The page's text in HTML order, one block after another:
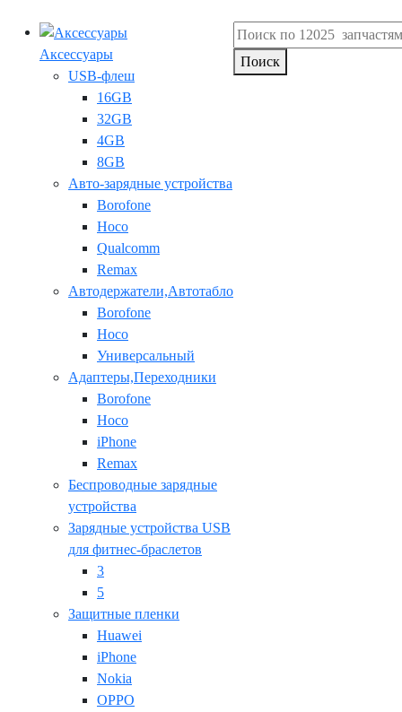
Аксессуары
USB-флеш
16GB
32GB
4GB
8GB
Авто-зарядные устройства
Borofone
Hoco
Qualcomm
Remax
Автодержатели,Автотабло
Borofone
Hoco
Универсальный
Адаптеры,Переходники
Borofone
Hoco
iPhone
Remax
Беспроводные зарядные
устройства
Зарядные устройства USB
для фитнес-браслетов
3
5
Защитные пленки
Huawei
iPhone
Nokia
OPPO
Поиск